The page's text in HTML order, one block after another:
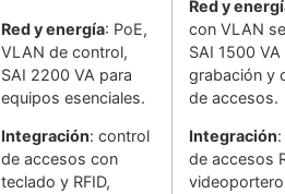
Red y energía: PoE,
VLAN de control,
SAI 2200 VA para
equipos esenciales.
Integración: control
de accesos con
teclado y RFID,
Red y
con VLAN
SAI 1500 VA
grabación y
de accesos.
Integración
de accesos
videoportero